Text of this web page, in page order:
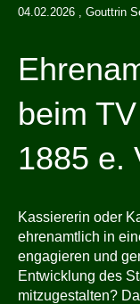
04.02.2026 , Gouttrin
beim
1885 e.
Kassiererin oder
ehrenamtlich in
engagieren und
Entwicklung des
mitzugestalten?